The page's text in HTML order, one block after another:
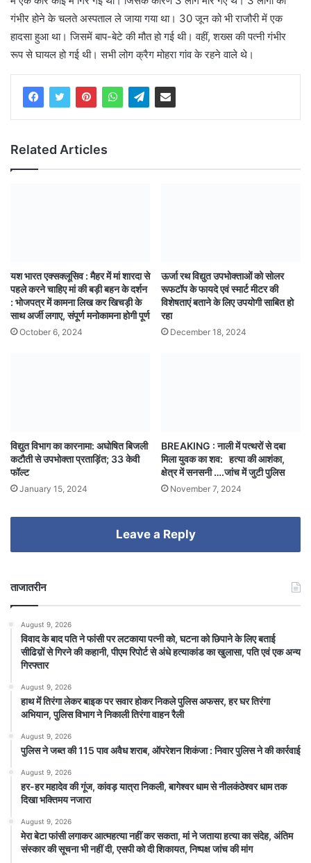
गंभीर होने के चलते अस्पताल ले जाया गया था। 30 जून को भी राजौरी में एक
हादसा हुआ था। जिसमें बाप-बेटे की मौत हो गई थी। वहीं, शख्स की पत्नी गंभीर
रूप से घायल हो गई थी। सभी लोग क्रैग मोहरा गांव के रहने वाले थे।
Related Articles
यश भारत एक्सक्लूसिव : मैहर में मां शारदा से
पहले करने चाहिए मां की बड़ी बहन के दर्शन
: भोजपत्र में कामना लिख कर खिचड़ी के
साथ अर्जी लगाए, संपूर्ण मनोकामना होगी पूर्ण
October 6, 2024
ऊर्जा रथ विद्युत उपभोक्ताओं को सोलर
रूफटॉप के फायदे एवं स्मार्ट मीटर की
विशेषताएं बताने के लिए उपयोगी साबित हो
रहा
December 18, 2024
विद्युत विभाग का कारनामा: अघोषित बिजली
कटौती से उपभोक्ता प्रताड़िंत; 33 केवी
फॉल्ट
January 15, 2024
BREAKING : नाली में पत्थरों से दबा
मिला युवक का शव: हत्या की आशंका,
क्षेत्र में सनसनी ….जांच में जुटी पुलिस
November 7, 2024
Leave a Reply
ताजातरीन
August 9, 2026
विवाद के बाद पति ने फांसी पर लटकाया पत्नी को, घटना को छिपाने के लिए बताई
सीढिय़ों से गिरने की कहानी, पीएम रिपोर्ट से अंधे हत्याकांड का खुलासा, पति एवं एक अन्य
गिरफ्तार
August 9, 2026
हाथ मेंं तिरंगा लेकर बाइक पर सवार होकर निकले पुलिस अफसर, हर घर तिरंगा
अभियान, पुलिस विभाग ने निकाली तिरंगा वाहन रैली
August 9, 2026
पुलिस ने जब्त की 115 पाव अवैध शराब, ऑपरेशन शिकंजा : निवार पुलिस ने की कार्रवाई
August 9, 2026
हर-हर महादेव की गूंज, कांवड़ यात्रा निकली, बागेश्वर धाम से नीलकंठेश्वर धाम तक
दिखा भक्तिमय नजारा
August 9, 2026
मेरा बेटा फांसी लगाकर आत्महत्या नहीं कर सकता, मां ने जताया हत्या का संदेह, अंतिम
संस्कार की सूचना भी नहीं दी, एसपी को दी शिकायत, निष्पक्ष जांच की मांग